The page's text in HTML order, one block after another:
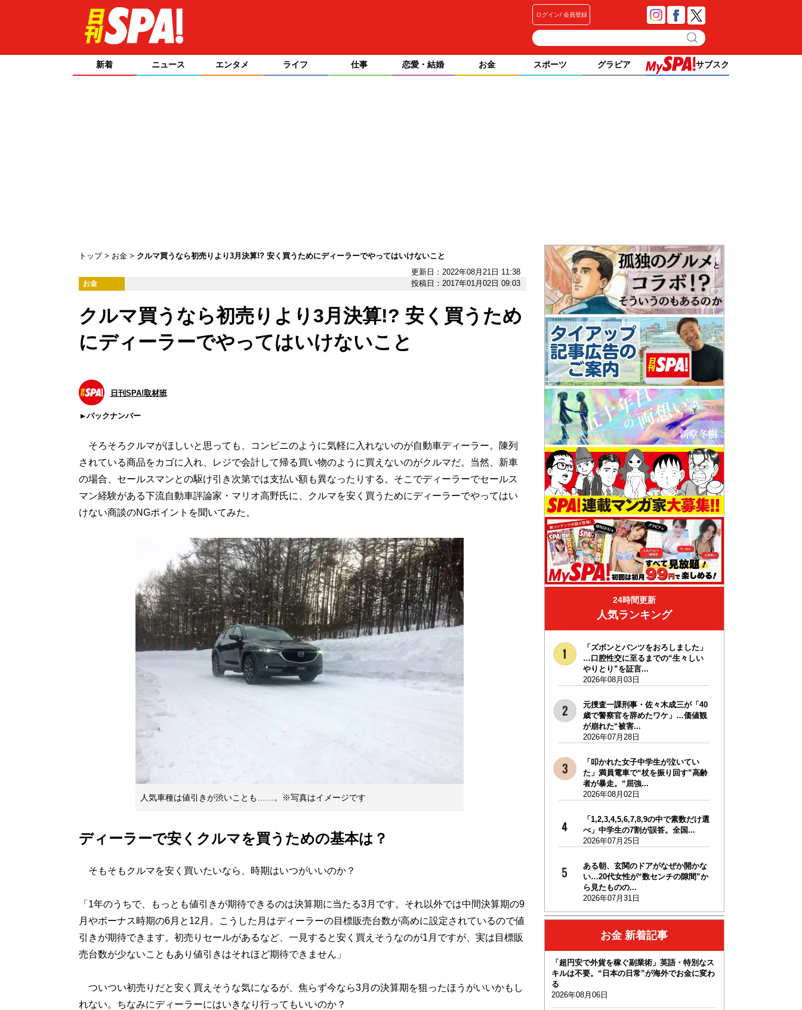
ログイン 会員登録
新着 ニュース エンタメ ライフ 仕事 恋愛・結婚 お金 スポーツ グラビア サブスク
トップ お金
クルマ買うなら初売りより3月決算!? 安く買うためにディーラーでやってはいけないこと
更新日：2022年08月21日 11:38
お金 投稿日：2017年01月02日 09:03
クルマ買うなら初売りより3月決算!? 安く買うため
にディーラーでやってはいけないこと
日刊SPA!取材班
バックナンバー
そろそろクルマがほしいと思っても、コンビニのように気軽に入れないのが自動車ディーラー。陳列
されている商品をカゴに入れ、レジで会計して帰る買い物のように買えないのがクルマだ。当然、新車
の場合、セールスマンとの駆け引き次第では支払い額も異なったりする。そこでディーラーでセールス
マン経験がある下流自動車評論家・マリオ高野氏に、クルマを安く買うためにディーラーでやってはい
けない商談のNGポイントを聞いてみた。
人気車種は値引きが渋いことも……。※写真はイメージです
ディーラーで安くクルマを買うための基本は？
そもそもクルマを安く買いたいなら、時期はいつがいいのか？
「1年のうちで、もっとも値引きが期待できるのは決算期に当たる3月です。それ以外では中間決算期の9
月やボーナス時期の6月と12月。こうした月はディーラーの目標販売台数が高めに設定されているので値
引きが期待できます。初売りセールがあるなど、一見すると安く買えそうなのが1月ですが、実は目標販
売台数が少ないこともあり値引きはそれほど期待できません」
ついつい初売りだと安く買えそうな気になるが、焦らず今なら3月の決算期を狙ったほうがいいかもし
れない。ちなみにディーラーにはいきなり行ってもいいのか？
24時間更新
人気ランキング
「ズボンとパンツをおろしました」
…口腔性交に至るまでの“生々しい
やりとり”を証言...
2026年08月03日
元捜査一課刑事・佐々木成三が「40
歳で警察官を辞めたワケ」…価値観
が崩れた“被害...
2026年07月28日
「叩かれた女子中学生が泣いてい
た」満員電車で“杖を振り回す”高齢
者が暴走。“屈強...
2026年08月02日
「1,2,3,4,5,6,7,8,9の中で素数だけ選
べ」中学生の7割が誤答。全国...
2026年07月25日
ある朝、玄関のドアがなぜか開かな
い…20代女性が“数センチの隙間”か
ら見たものの...
2026年07月31日
お金 新着記事
「超円安で外貨を稼ぐ副業術」英語・特別なス
キルは不要。“日本の日常”が海外でお金に変わ
る
2026年08月06日